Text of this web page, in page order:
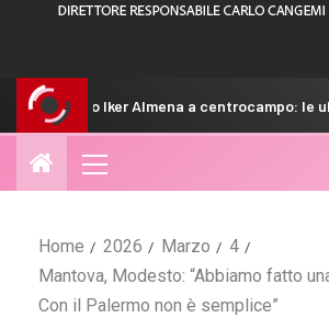
a centrocampo: le ultime
Home 2026 Marzo
4
Mantova, Modesto: “Abbiamo fatto
Con il Palermo non è semplice”